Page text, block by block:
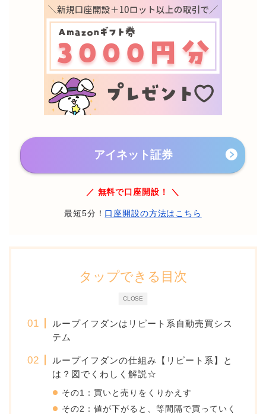
アイネット証券
／ 無料で口座開設！ ＼
最短5分！ 口座開設の方法はこちら
CLOSE
タップできる目次
ループイフダンはリピート系自動売買シス
テム
ループイフダンの仕組み【リピート系】と
は？図でくわしく解説☆
その1：買いと売りをくりかえす
その2：値が下がると、等間隔で買っていく